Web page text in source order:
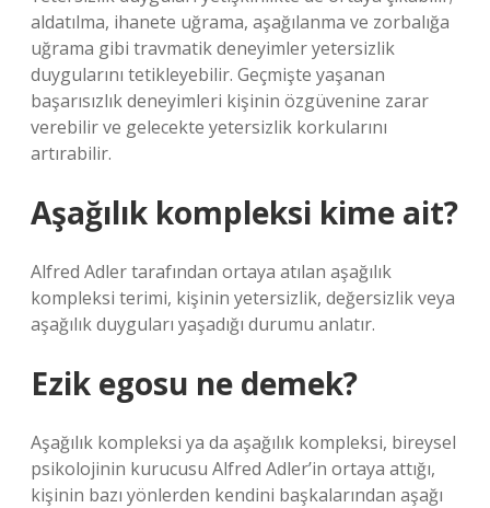
aldatılma, ihanete uğrama, aşağılanma ve zorbalığa
uğrama gibi travmatik deneyimler yetersizlik
duygularını tetikleyebilir. Geçmişte yaşanan
başarısızlık deneyimleri kişinin özgüvenine zarar
verebilir ve gelecekte yetersizlik korkularını
artırabilir.
Aşağılık kompleksi kime ait?
Alfred Adler tarafından ortaya atılan aşağılık
kompleksi terimi, kişinin yetersizlik, değersizlik veya
aşağılık duyguları yaşadığı durumu anlatır.
Ezik egosu ne demek?
Aşağılık kompleksi ya da aşağılık kompleksi, bireysel
psikolojinin kurucusu Alfred Adler’in ortaya attığı,
kişinin bazı yönlerden kendini başkalarından aşağı